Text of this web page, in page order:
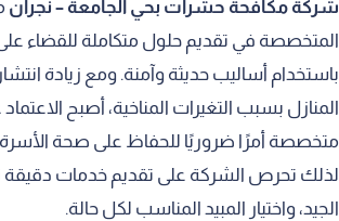
16. الالتزام بالجودة والدقة في تنفيذ خدمات المكافحة
17. رضا العملاء وبناء الثقة على المدى الطويل
شركة مكافحة حشرات بحي الجامعة – نجران
المتخصصة في تقديم حلول متكاملة للقضاء على
باستخدام أساليب حديثة وآمنة. ومع زيادة
المنازل بسبب التغيرات المناخية، أصبح
متخصصة أمرًا ضروريًا للحفاظ على صحة
لذلك تحرص الشركة على تقديم خدمات
الجيد، واختيار المبيد المناسب لكل حالة.